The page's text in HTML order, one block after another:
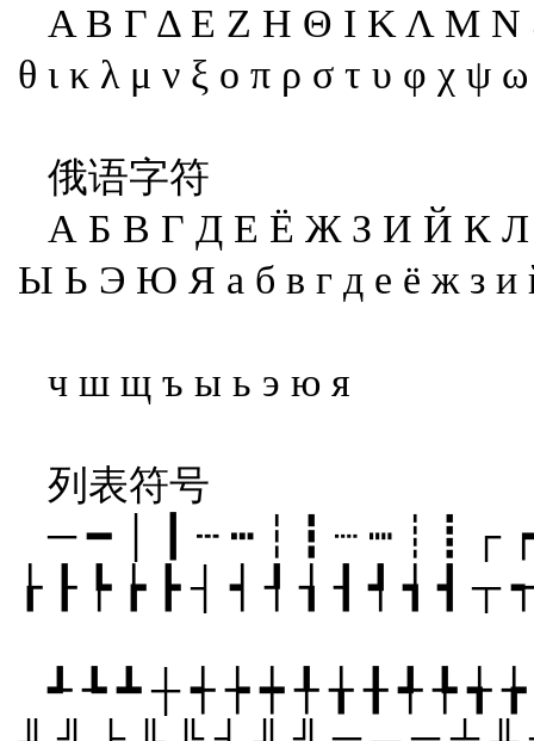
Α Β Γ Δ Ε Ζ Η Θ Ι Κ Λ Μ Ν
θ ι κ λ μ ν ξ ο π ρ σ τ υ φ χ ψ ω
俄语字符
А Б В Г Д Е Ё Ж З И Й К
Ы Ь Э Ю Я а б в г д е ё ж з и
ч ш щ ъ ы ь э ю я
列表符号
─ ━ │ ┃ ┄ ┅ ┆ ┇ ┈ ┉ ┊ ┋ ┌
┟ ┠ ┡ ┢ ┣ ┤ ┥ ┦ ┧ ┨ ┩ ┪ ┫ ┬
┹ ┺ ┻ ┼ ┽ ┾ ┿ ╀ ╁ ╂ ╃ ╄ ╅